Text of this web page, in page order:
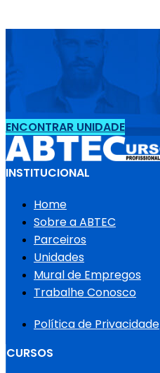
ENCONTRAR UNIDADE
INSTITUCIONAL
Home
Sobre a ABTEC
Parceiros
Unidades
Mural de Empregos
Trabalhe Conosco
Política de Privacidade
CURSOS